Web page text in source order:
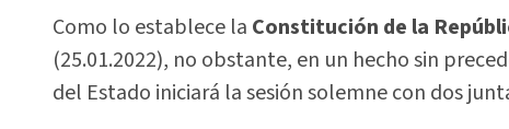
Como lo establece la Constitución de la
(25.01.2022), no obstante, en un hecho sin
del Estado iniciará la sesión solemne con dos